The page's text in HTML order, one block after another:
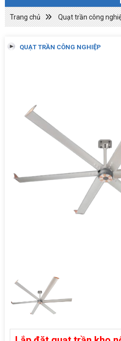
Trang chủ Quạt trần công
QUẠT TRẦN CÔNG NGHIỆP